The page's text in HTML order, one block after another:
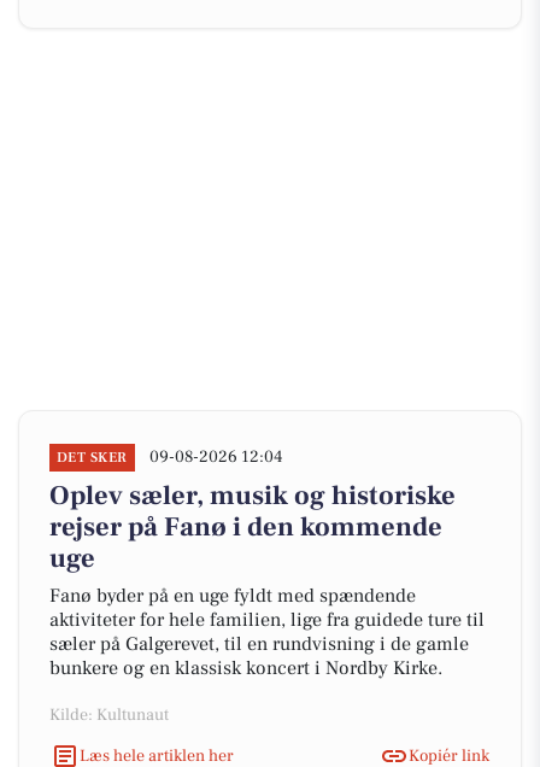
DET SKER 09-08-2026 12:04
Oplev sæler, musik og historiske
rejser på Fanø i den kommende
uge
Fanø byder på en uge fyldt med spændende
aktiviteter for hele familien, lige fra guidede ture til
sæler på Galgerevet, til en rundvisning i de gamle
bunkere og en klassisk koncert i Nordby Kirke.
Kilde: Kultunaut
Læs hele artiklen her
Kopiér link